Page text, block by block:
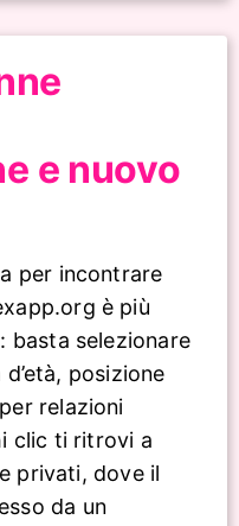
e nuovo
per incontrare
è più
basta selezionare
posizione
relazioni
clic ti ritrovi a
privati, dove il
da un